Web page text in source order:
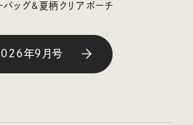
バッグ&夏柄クリアポーチ
年9月号